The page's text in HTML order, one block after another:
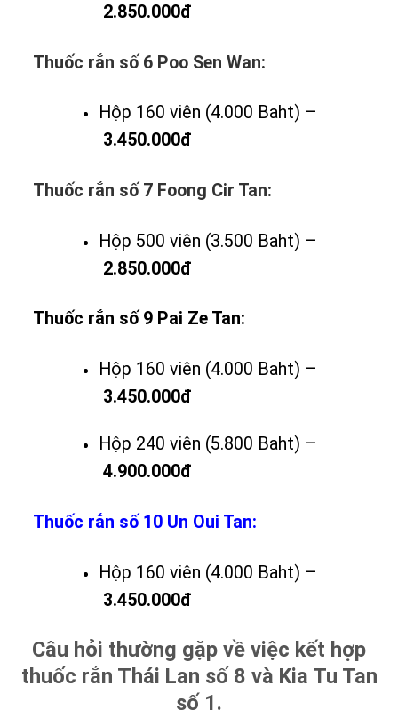
2.850.000đ
Thuốc rắn số 6 Poo Sen Wan:
Hộp 160 viên (4.000 Baht) –
3.450.000đ
Thuốc rắn số 7 Foong Cir Tan:
Hộp 500 viên (3.500 Baht) –
2.850.000đ
Thuốc rắn số 9 Pai Ze Tan:
Hộp 160 viên (4.000 Baht) –
3.450.000đ
Hộp 240 viên (5.800 Baht) –
4.900.000đ
Thuốc rắn số 10 Un Oui Tan:
Hộp 160 viên (4.000 Baht) –
3.450.000đ
Câu hỏi thường gặp về việc kết hợp
thuốc rắn Thái Lan số 8 và Kia Tu Tan
số 1.